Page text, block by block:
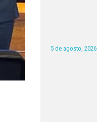
5 de agosto, 2026